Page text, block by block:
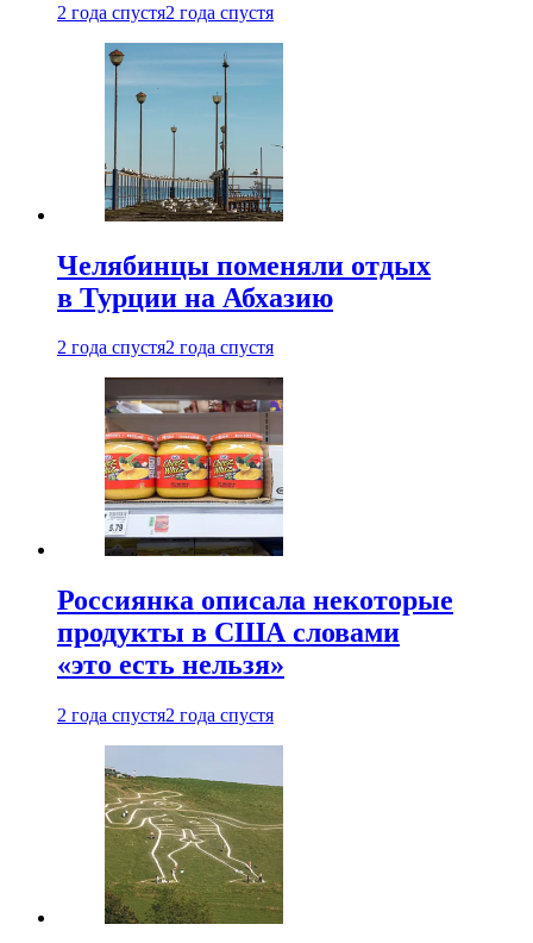
2 года спустя2 года спустя
Челябинцы поменяли отдых
в Турции на Абхазию
2 года спустя2 года спустя
Россиянка описала некоторые
продукты в США словами
«это есть нельзя»
2 года спустя2 года спустя